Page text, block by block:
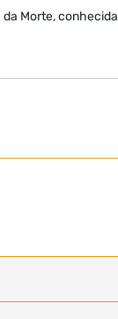
da Morte, conhecida